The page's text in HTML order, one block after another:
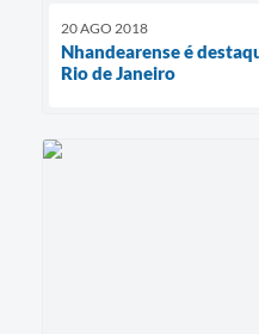
20 AGO 2018
Nhandearense é
Rio de Janeiro